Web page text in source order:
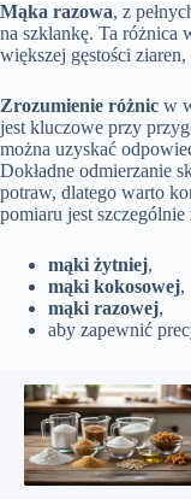
Mąka razowa, z
na szklankę. Ta różnica
większej gęstości
Zrozumienie różnic w
jest kluczowe przy
można uzyskać
Dokładne odmierzanie
potraw, dlatego warto
pomiaru jest
mąki żytniej,
mąki kokosowej,
mąki razowej,
aby zapewnić